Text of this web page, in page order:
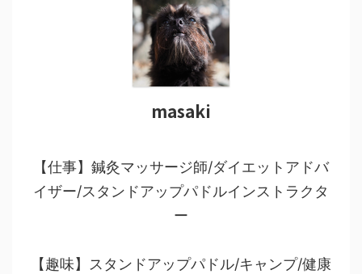
masaki
【仕事】鍼灸マッサージ師/ダイエットアドバ
イザー/スタンドアップパドルインストラクタ
ー
【趣味】スタンドアップパドル/キャンプ/健康